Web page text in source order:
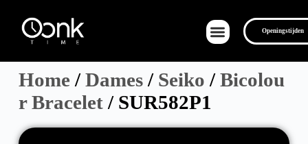
Openingstijden
Home /Dames/ Seiko /Bicolou
r Bracelet/ SUR582P1